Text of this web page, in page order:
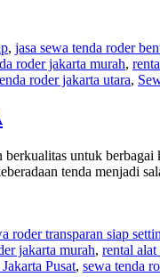
, jasa sewa tenda roder
roder jakarta murah,
roder jakarta utara,
untuk berbagai
tenda menjadi
roder transparan siap
jakarta murah, rental alat
Pusat, sewa tenda